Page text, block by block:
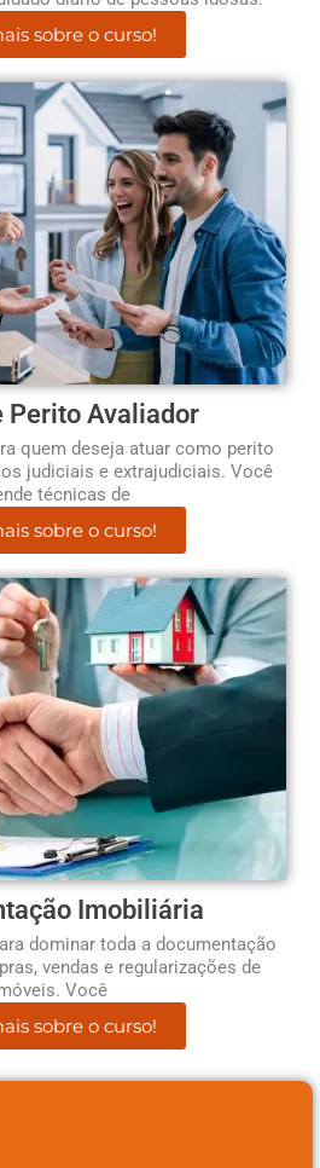
sobre o curso!
Perito Avaliador
quem deseja atuar como perito
judiciais e extrajudiciais. Você
técnicas de
sobre o curso!
Imobiliária
dominar toda a documentação
vendas e regularizações de
Você
sobre o curso!